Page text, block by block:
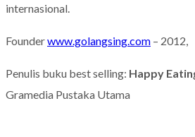
internasional.
Founderwww.golangsing.com – 2012,
Penulis buku best selling: Happy
Gramedia Pustaka Utama